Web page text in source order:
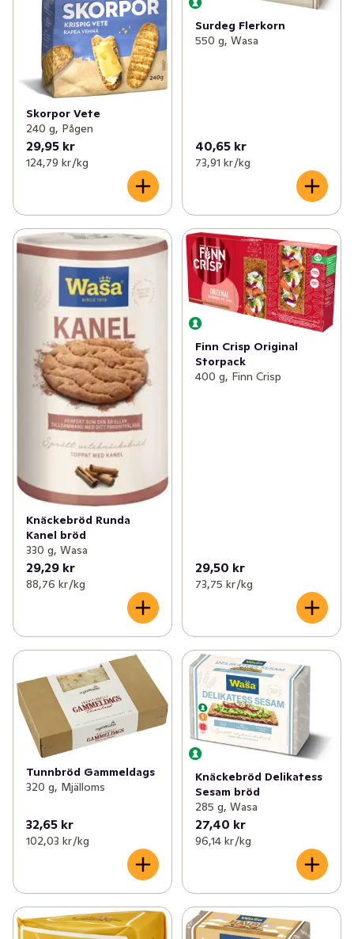
Skorpor Vete
240 g, Pågen
29,95 kr
124,79 kr /kg
Surdeg Flerkorn
550 g, Wasa
40,65 kr
73,91 kr /kg
Knäckebröd Runda
Kanel bröd
330 g, Wasa
29,29 kr
88,76 kr /kg
Finn Crisp Original
Storpack
400 g, Finn Crisp
29,50 kr
73,75 kr /kg
Tunnbröd Gammeldags
320 g, Mjälloms
32,65 kr
102,03 kr /kg
Knäckebröd Delikatess
Sesam bröd
285 g, Wasa
27,40 kr
96,14 kr /kg